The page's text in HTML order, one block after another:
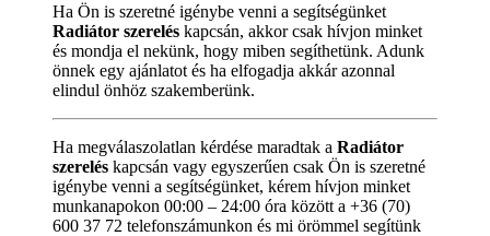
Ha Ön is szeretné igénybe venni a segítségünket
Radiátor szerelés kapcsán, akkor csak hívjon minket
és mondja el nekünk, hogy miben segíthetünk. Adunk
önnek egy ajánlatot és ha elfogadja akkár azonnal
elindul önhöz szakemberünk.
Ha megválaszolatlan kérdése maradtak a Radiátor
szerelés kapcsán vagy egyszerűen csak Ön is szeretné
igénybe venni a segítségünket, kérem hívjon minket
munkanapokon 00:00 – 24:00 óra között a +36 (70)
600 37 72 telefonszámunkon és mi örömmel segítünk